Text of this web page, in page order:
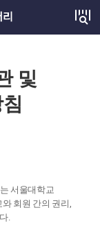
및
서울대학교
회원 간의 권리,
.